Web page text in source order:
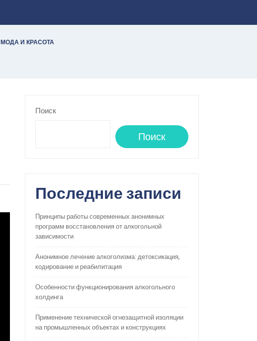
МОДА И КРАСОТА
Поиск
Поиск
Последние записи
Принципы работы современных анонимных
программ восстановления от алкогольной
зависимости
Анонимное лечение алкоголизма: детоксикация,
кодирование и реабилитация
Особенности функционирования алкогольного
холдинга
Применение технической огнезащитной изоляции
на промышленных объектах и конструкциях